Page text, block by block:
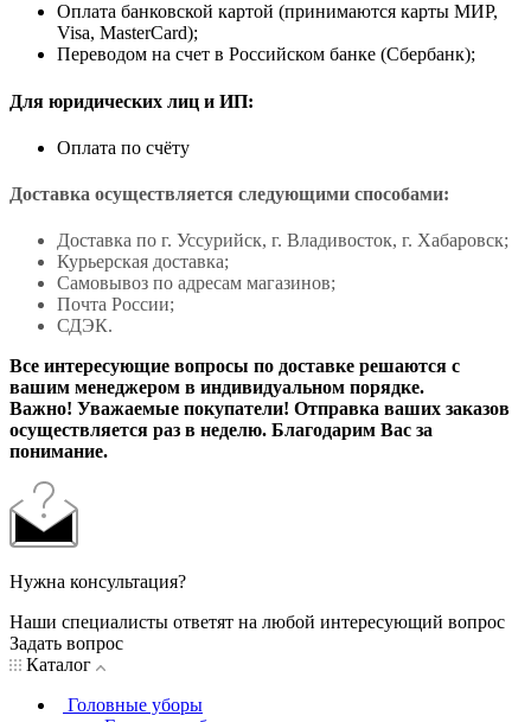
Оплата банковской картой (принимаются карты МИР,
Visa, MasterCard);
Переводом на счет в Российском банке (Сбербанк);
Для юридических лиц и ИП:
Оплата по счёту
Доставка осуществляется следующими способами:
Доставка по г. Уссурийск, г. Владивосток, г. Хабаровск;
Курьерская доставка;
Самовывоз по адресам магазинов;
Почта России;
СДЭК.
Все интересующие вопросы по доставке решаются с
вашим менеджером в индивидуальном порядке.
Важно! Уважаемые покупатели! Отправка ваших заказов
осуществляется раз в неделю. Благодарим Вас за
понимание.
Нужна консультация?
Наши специалисты ответят на любой интересующий вопрос
Задать вопрос
Каталог
Головные уборы